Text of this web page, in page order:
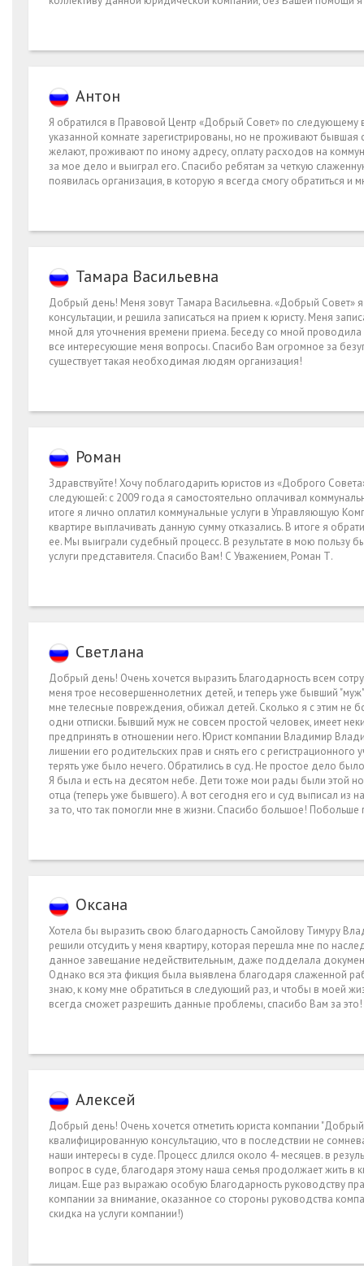
Антон
Я обратился в Правовой Центр «Добрый Совет» по следующему
указанной комнате зарегистрированы, но не проживают бывшая
желают, проживают по иному адресу, оплату расходов на
за мое дело и выиграл его. Спасибо ребятам за четкую
появилась организация, в которую я всегда смогу обратиться и
Тамара Васильевна
Добрый день! Меня зовут Тамара Васильевна. «Добрый Совет»
консультации, и решила записаться на прием к юристу. Меня
мной для уточнения времени приема. Беседу со мной
все интересующие меня вопросы. Спасибо Вам огромное за
существует такая необходимая людям организация!
Роман
Здравствуйте! Хочу поблагодарить юристов из «Доброго
следующей: с 2009 года я самостоятельно оплачивал
итоге я лично оплатил коммунальные услуги в Управляющую
квартире выплачивать данную сумму отказались. В итоге я
ее. Мы выиграли судебный процесс. В результате в мою пользу
услуги представителя. Спасибо Вам! С Уважением, Роман Т.
Светлана
Добрый день! Очень хочется выразить Благодарность всем
меня трое несовершеннолетних детей, и теперь уже бывший
мне телесные повреждения, обижал детей. Сколько я с этим не
одни отписки. Бывший муж не совсем простой человек, имеет
предпринять в отношении него. Юрист компании Владимир
лишении его родительских прав и снять его с
терять уже было нечего. Обратились в суд. Не простое дело
Я была и есть на десятом небе. Дети тоже мои рады были этой
отца (теперь уже бывшего). А вот сегодня его и суд выписал
за то, что так помогли мне в жизни. Спасибо большое!
Оксана
Хотела бы выразить свою благодарность Самойлову Тимуру
решили отсудить у меня квартиру, которая перешла мне по
данное завещание недействительным, даже подделала
Однако вся эта фикция была выявлена благодаря слаженной
знаю, к кому мне обратиться в следующий раз, и чтобы в моей
всегда сможет разрешить данные проблемы, спасибо Вам за это!
Алексей
Добрый день! Очень хочется отметить юриста компании
квалифицированную консультацию, что в последствии не
наши интересы в суде. Процесс длился около 4- месяцев. в
вопрос в суде, благодаря этому наша семья продолжает жить в
лицам. Еще раз выражаю особую Благодарность руководству
компании за внимание, оказанное со стороны руководства
скидка на услуги компании!)